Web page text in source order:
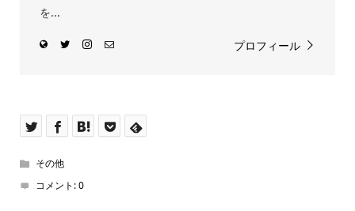
を...
プロフィール
その他
コメント:0